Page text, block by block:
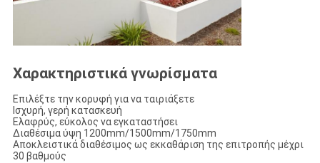
Χαρακτηριστικά γνωρίσματα
Επιλέξτε την κορυφή για να ταιριάξετε
Ισχυρή, γερή κατασκευή
Ελαφρύς, εύκολος να εγκαταστήσει
Διαθέσιμα ύψη 1200mm/1500mm/1750mm
Αποκλειστικά διαθέσιμος ως εκκαθάριση της επιτροπής μέχρι
30 βαθμούς